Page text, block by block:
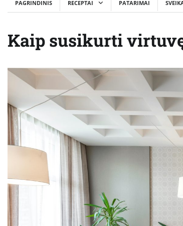
PAGRINDINIS RECEPTAI PATARIMAI
Kaip susikurti